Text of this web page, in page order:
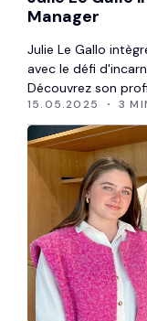
Manager
Julie Le Gallo
avec le défi
Découvrez son
15.05.2025 3